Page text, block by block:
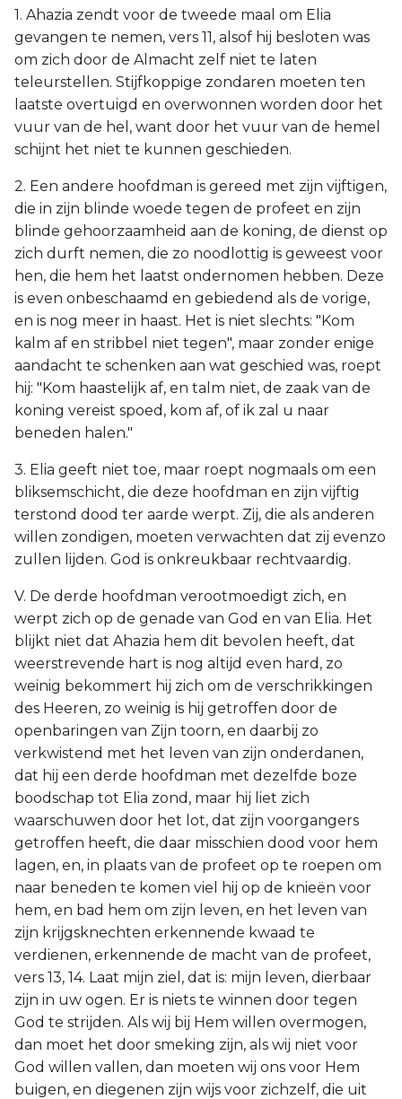
1. Ahazia zendt voor de tweede maal om Elia
gevangen te nemen, vers 11, alsof hij besloten was
om zich door de Almacht zelf niet te laten
teleurstellen. Stijfkoppige zondaren moeten ten
laatste overtuigd en overwonnen worden door het
vuur van de hel, want door het vuur van de hemel
schijnt het niet te kunnen geschieden.
2. Een andere hoofdman is gereed met zijn vijftigen,
die in zijn blinde woede tegen de profeet en zijn
blinde gehoorzaamheid aan de koning, de dienst op
zich durft nemen, die zo noodlottig is geweest voor
hen, die hem het laatst ondernomen hebben. Deze
is even onbeschaamd en gebiedend als de vorige,
en is nog meer in haast. Het is niet slechts: "Kom
kalm af en stribbel niet tegen", maar zonder enige
aandacht te schenken aan wat geschied was, roept
hij: "Kom haastelijk af, en talm niet, de zaak van de
koning vereist spoed, kom af, of ik zal u naar
beneden halen."
3. Elia geeft niet toe, maar roept nogmaals om een
bliksemschicht, die deze hoofdman en zijn vijftig
terstond dood ter aarde werpt. Zij, die als anderen
willen zondigen, moeten verwachten dat zij evenzo
zullen lijden. God is onkreukbaar rechtvaardig.
V. De derde hoofdman verootmoedigt zich, en
werpt zich op de genade van God en van Elia. Het
blijkt niet dat Ahazia hem dit bevolen heeft, dat
weerstrevende hart is nog altijd even hard, zo
weinig bekommert hij zich om de verschrikkingen
des Heeren, zo weinig is hij getroffen door de
openbaringen van Zijn toorn, en daarbij zo
verkwistend met het leven van zijn onderdanen,
dat hij een derde hoofdman met dezelfde boze
boodschap tot Elia zond, maar hij liet zich
waarschuwen door het lot, dat zijn voorgangers
getroffen heeft, die daar misschien dood voor hem
lagen, en, in plaats van de profeet op te roepen om
naar beneden te komen viel hij op de knieën voor
hem, en bad hem om zijn leven, en het leven van
zijn krijgsknechten erkennende kwaad te
verdienen, erkennende de macht van de profeet,
vers 13, 14. Laat mijn ziel, dat is: mijn leven, dierbaar
zijn in uw ogen. Er is niets te winnen door tegen
God te strijden. Als wij bij Hem willen overmogen,
dan moet het door smeking zijn, als wij niet voor
God willen vallen, dan moeten wij ons voor Hem
buigen, en diegenen zijn wijs voor zichzelf, die uit